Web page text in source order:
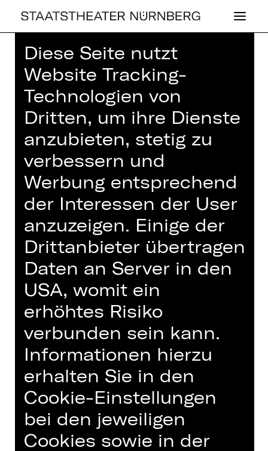
Home>Haus>Künstler*innen
Duncan William Saul
OPER
DUNCAN WIL­
LIAM SAUL
Musical-Darsteller*in (Gast)
Musical-Darsteller
Duncan William Saul erhielt seine
Ausbildung zum klassischen Tänzer
an der Hammond School und beim
Ballet West Scotland. Engagements
führten ihn in die Compagnie des
Balletts Hof, in die Tanzensembles
des Theater Flensburg und des
Theater Hagen sowie zum Ballett
Dortmund. Als Musicaldarsteller war
er u.a. in Longruns wie „Anastasia“
und „Hamilton“ zu sehen.
Diese Seite nutzt
Website Tracking-
Technologien von
Dritten, um ihre Dienste
anzubieten, stetig zu
verbessern und
Werbung entsprechend
der Interessen der User
anzuzeigen. Einige der
Drittanbieter übertragen
Daten an Server in den
USA, womit ein
erhöhtes Risiko
verbunden sein kann.
Informationen hierzu
erhalten Sie in den
Cookie-Einstellungen
bei den jeweiligen
Cookies sowie in der